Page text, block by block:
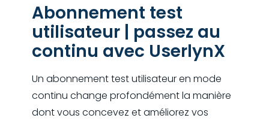
Abonnement test
utilisateur | passez au
continu avec UserlynX
Un abonnement test utilisateur en mode
continu change profondément la manière
dont vous concevez et améliorez vos